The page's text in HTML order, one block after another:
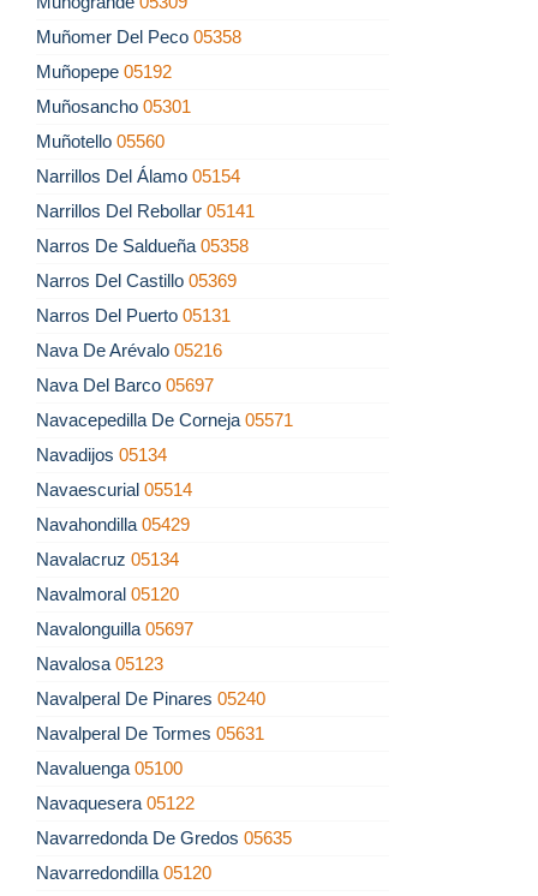
Muñomer Del Peco 05358
Muñopepe 05192
Muñosancho 05301
Muñotello 05560
Narrillos Del Álamo 05154
Narrillos Del Rebollar 05141
Narros De Saldueña 05358
Narros Del Castillo 05369
Narros Del Puerto 05131
Nava De Arévalo 05216
Nava Del Barco 05697
Navacepedilla De Corneja 05571
Navadijos 05134
Navaescurial 05514
Navahondilla 05429
Navalacruz 05134
Navalmoral 05120
Navalonguilla 05697
Navalosa 05123
Navalperal De Pinares 05240
Navalperal De Tormes 05631
Navaluenga 05100
Navaquesera 05122
Navarredonda De Gredos 05635
Navarredondilla 05120